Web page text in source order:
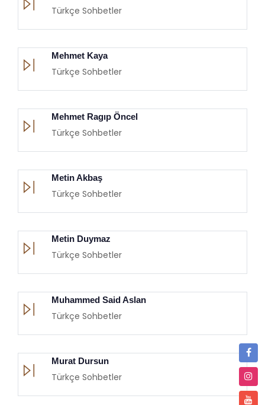
Türkçe Sohbetler
Mehmet Kaya
Türkçe Sohbetler
Mehmet Ragıp Öncel
Türkçe Sohbetler
Metin Akbaş
Türkçe Sohbetler
Metin Duymaz
Türkçe Sohbetler
Muhammed Said Aslan
Türkçe Sohbetler
Murat Dursun
Türkçe Sohbetler